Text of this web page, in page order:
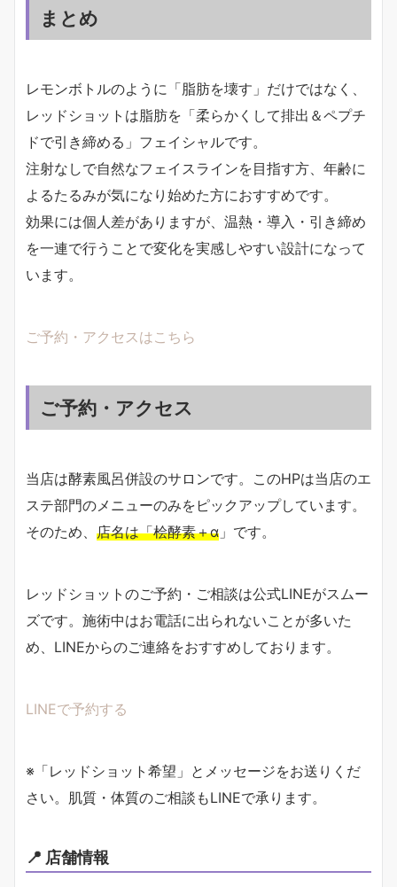
まとめ
レモンボトルのように「脂肪を壊す」だけではなく、
レッドショットは脂肪を「柔らかくして排出＆ペプチ
ドで引き締める」フェイシャルです。
注射なしで自然なフェイスラインを目指す方、年齢に
よるたるみが気になり始めた方におすすめです。
効果には個人差がありますが、温熱・導入・引き締め
を一連で行うことで変化を実感しやすい設計になって
います。
ご予約・アクセスはこちら
ご予約・アクセス
当店は酵素風呂併設のサロンです。このHPは当店のエ
ステ部門のメニューのみをピックアップしています。
そのため、 店名は「桧酵素＋α 」です。
レッドショットのご予約・ご相談は公式LINEがスムー
ズです。施術中はお電話に出られないことが多いた
め、LINEからのご連絡をおすすめしております。
LINEで予約する
※「レッドショット希望」とメッセージをお送りくだ
さい。肌質・体質のご相談もLINEで承ります。
📍 店舗情報